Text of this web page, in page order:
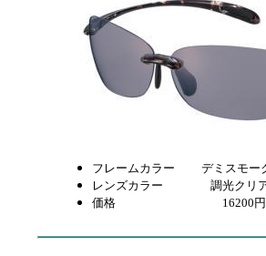
フレームカラー デミスモー
レンズカラー 調光クリア
価格 16200 円